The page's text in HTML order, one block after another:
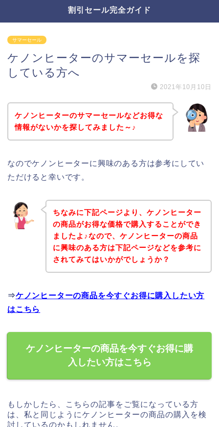
割引セール完全ガイド
サマーセール
ケノンヒーターのサマーセールを探
している方へ
2021年10月10日
ケノンヒーターのサマーセールなどお得な
情報がないかを探してみました～♪
なのでケノンヒーターに興味のある方は参考にしてい
ただけると幸いです。
ちなみに下記ページより、ケノンヒーター
の商品がお得な価格で購入することができ
ましたよ♪なので、ケノンヒーターの商品
に興味のある方は下記ページなどを参考に
されてみてはいかがでしょうか？
⇒ケノンヒーターの商品を今すぐお得に購入したい方
はこちら
ケノンヒーターの商品を今すぐお得に購
入したい方はこちら
もしかしたら、こちらの記事をご覧になっている方
は、私と同じようにケノンヒーターの商品の購入を検
討しているのかもしれません。